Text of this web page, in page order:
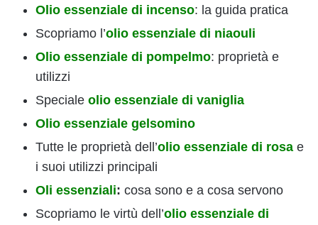
Olio essenziale di incenso: la guida pratica
Scopriamo l’olio essenziale di niaouli
Olio essenziale di pompelmo: proprietà e
utilizzi
Speciale olio essenziale di vaniglia
Olio essenziale gelsomino
Tutte le proprietà dell’olio essenziale di rosa e
i suoi utilizzi principali
Oli essenziali: cosa sono e a cosa servono
Scopriamo le virtù dell’olio essenziale di